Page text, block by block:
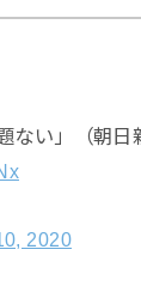
ない」（朝日
2020